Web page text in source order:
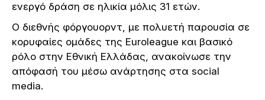
ενεργό δράση σε ηλικία μόλις 31 ετών.
Ο διεθνής φόργουορντ, με πολυετή παρουσία σε
κορυφαίες ομάδες της Euroleague και βασικό
ρόλο στην Εθνική Ελλάδας, ανακοίνωσε την
απόφασή του μέσω ανάρτησης στα social
media.